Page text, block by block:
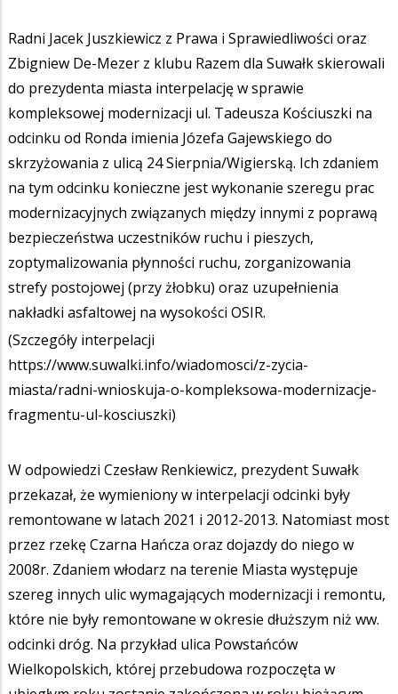
Radni Jacek Juszkiewicz z Prawa i Sprawiedliwości oraz
Zbigniew De-Mezer z klubu Razem dla Suwałk skierowali
do prezydenta miasta interpelację w sprawie
kompleksowej modernizacji ul. Tadeusza Kościuszki na
odcinku od Ronda imienia Józefa Gajewskiego do
skrzyżowania z ulicą 24 Sierpnia/Wigierską. Ich zdaniem
na tym odcinku konieczne jest wykonanie szeregu prac
modernizacyjnych związanych między innymi z poprawą
bezpieczeństwa uczestników ruchu i pieszych,
zoptymalizowania płynności ruchu, zorganizowania
strefy postojowej (przy żłobku) oraz uzupełnienia
nakładki asfaltowej na wysokości OSIR.
(Szczegóły interpelacji
https://www.suwalki.info/wiadomosci/z-zycia-
miasta/radni-wnioskuja-o-kompleksowa-modernizacje-
fragmentu-ul-kosciuszki)
W odpowiedzi Czesław Renkiewicz, prezydent Suwałk
przekazał, że wymieniony w interpelacji odcinki były
remontowane w latach 2021 i 2012-2013. Natomiast most
przez rzekę Czarna Hańcza oraz dojazdy do niego w
2008r. Zdaniem włodarz na terenie Miasta występuje
szereg innych ulic wymagających modernizacji i remontu,
które nie były remontowane w okresie dłuższym niż ww.
odcinki dróg. Na przykład ulica Powstańców
Wielkopolskich, której przebudowa rozpoczęta w